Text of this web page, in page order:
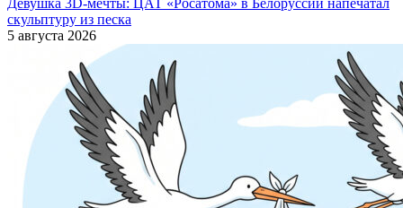
скульптуру из песка
5 августа 2026